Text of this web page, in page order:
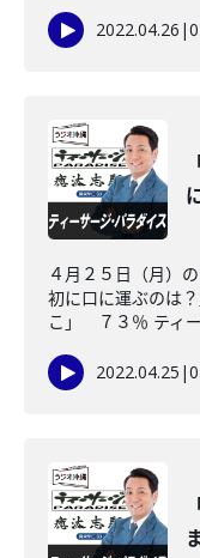
2022.04.26 |
４月２５日（月）
初に口に運ぶのは
こ」 ７３％ ティ
2022.04.25 |